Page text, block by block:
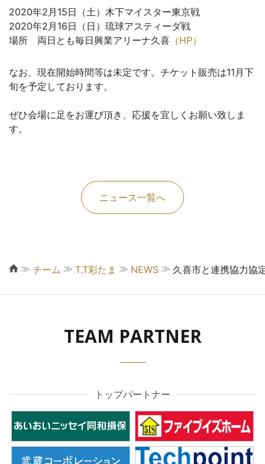
2020年2月15日（土）木下マイスター東京戦
2020年2月16日（日）琉球アスティーダ戦
場所 両日とも毎日興業アリーナ久喜 （HP）
なお、現在開始時間等は未定です。チケット販売は11月下
旬を予定しております。
ぜひ会場に足をお運び頂き、応援を宜しくお願い致しま
す。
ニュース一覧へ
≫ チーム ≫ T.T彩たま ≫ NEWS ≫ 久喜市と連携協力協
TEAM PARTNER
トップパートナー